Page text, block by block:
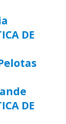
DE
DE